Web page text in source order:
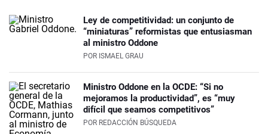
Ley de competitividad: un conjunto de
“miniaturas” reformistas que entusiasman
al ministro Oddone
POR ISMAEL GRAU
Ministro Oddone en la OCDE: “Si no
mejoramos la productividad”, es “muy
difícil que seamos competitivos”
POR REDACCIÓN BÚSQUEDA